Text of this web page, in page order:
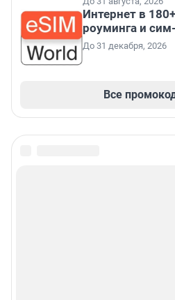
Интернет в
роуминга и
До 31 декабря, 2026
Все